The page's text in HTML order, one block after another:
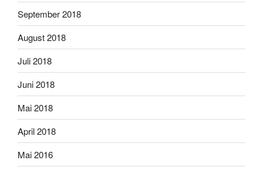
September 2018
August 2018
Juli 2018
Juni 2018
Mai 2018
April 2018
Mai 2016